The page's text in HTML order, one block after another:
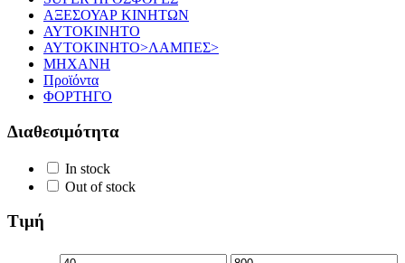
ΑΞΕΣΟΥΑΡ ΚΙΝΗΤΩΝ
ΑΥΤΟΚΙΝΗΤΟ
ΑΥΤΟΚΙΝΗΤΟ>ΛΑΜΠΕΣ>
ΜΗΧΑΝΗ
Προϊόντα
ΦΟΡΤΗΓΟ
Διαθεσιμότητα
In stock
Out of stock
Τιμή